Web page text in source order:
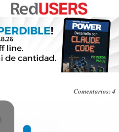
Comentarios: 4